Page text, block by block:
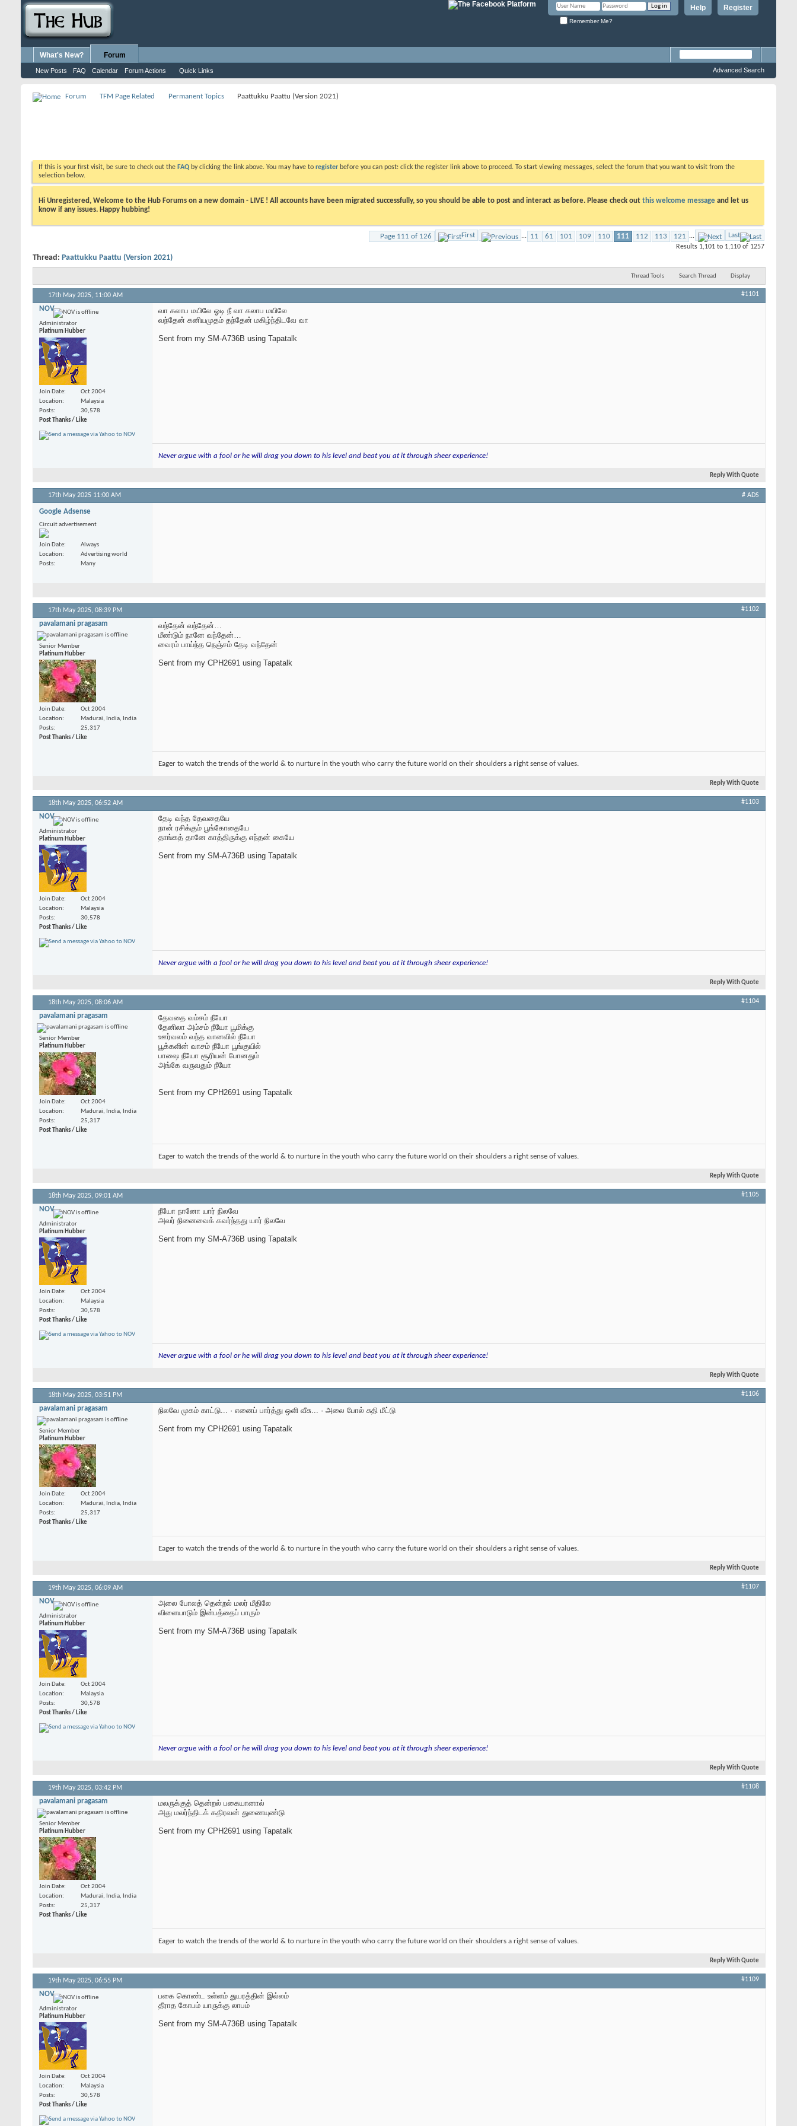
Register
Help
Remember Me?
What's New? Forum
New Posts FAQ Calendar Forum Actions Quick Links Advanced Search
Forum TFM Page Related Permanent Topics Paattukku Paattu (Version 2021)
If this is your first visit, be sure to check out the FAQ by clicking the link above. You may have to register before you can post: click the register link above to proceed. To start viewing messages, select the forum that you want to visit from the
selection below.
Hi Unregistered, Welcome to the Hub Forums on a new domain - LIVE ! All accounts have been migrated successfully, so you should be able to post and interact as before. Please check out this welcome message and let us
know if any issues. Happy hubbing!
Page 111 of 126 First ... 11 61 101 109 110 111 112 113 121 ... Last
Results 1,101 to 1,110 of 1257
Thread: Paattukku Paattu (Version 2021)
Thread Tools Search Thread Display
17th May 2025, 11:00 AM #1101
NOV
Administrator
Platinum Hubber
Join Date
Oct 2004
Location
Malaysia
Posts
30,578
Post Thanks / Like
வா கலாப மயிலே ஓடி நீ வா கலாப மயிலே
வந்தேன் கனியமுதம் தந்தேன் மகிழ்ந்திடவே வா
Sent from my SM-A736B using Tapatalk
Never argue with a fool or he will drag you down to his level and beat you at it through sheer experience!
Reply With Quote
17th May 2025 11:00 AM # ADS
Google Adsense
Circuit advertisement
Join Date
Always
Location
Advertising world
Posts
Many
17th May 2025, 08:39 PM #1102
pavalamani pragasam
Senior Member
Platinum Hubber
Join Date
Oct 2004
Location
Madurai, India, India
Posts
25,317
Post Thanks / Like
வந்தேன் வந்தேன்…
மீண்டும் நானே வந்தேன்…
வைரம் பாய்ந்த நெஞ்சம் தேடி வந்தேன்
Sent from my CPH2691 using Tapatalk
Eager to watch the trends of the world & to nurture in the youth who carry the future world on their shoulders a right sense of values.
Reply With Quote
18th May 2025, 06:52 AM #1103
NOV
Administrator
Platinum Hubber
Join Date
Oct 2004
Location
Malaysia
Posts
30,578
Post Thanks / Like
தேடி வந்த தேவதையே
நான் ரசிக்கும் பூங்கோதையே
தாங்கத் தானே காத்திருக்கு எந்தன் கையே
Sent from my SM-A736B using Tapatalk
Never argue with a fool or he will drag you down to his level and beat you at it through sheer experience!
Reply With Quote
18th May 2025, 08:06 AM #1104
pavalamani pragasam
Senior Member
Platinum Hubber
Join Date
Oct 2004
Location
Madurai, India, India
Posts
25,317
Post Thanks / Like
தேவதை வம்சம் நீயோ
தேனிலா அம்சம் நீயோ பூமிக்கு
ஊர்வலம் வந்த வானவில் நீயோ
பூக்களின் வாசம் நீயோ பூங்குயில்
பாஷை நீயோ சூரியன் போனதும்
அங்கே வருவதும் நீயோ
Sent from my CPH2691 using Tapatalk
Eager to watch the trends of the world & to nurture in the youth who carry the future world on their shoulders a right sense of values.
Reply With Quote
18th May 2025, 09:01 AM #1105
NOV
Administrator
Platinum Hubber
Join Date
Oct 2004
Location
Malaysia
Posts
30,578
Post Thanks / Like
நீயோ நானோ யார் நிலவே
அவர் நினைவைக் கவர்ந்தது யார் நிலவே
Sent from my SM-A736B using Tapatalk
Never argue with a fool or he will drag you down to his level and beat you at it through sheer experience!
Reply With Quote
18th May 2025, 03:51 PM #1106
pavalamani pragasam
Senior Member
Platinum Hubber
Join Date
Oct 2004
Location
Madurai, India, India
Posts
25,317
Post Thanks / Like
நிலவே முகம் காட்டு... · எனைப் பார்த்து ஒளி வீசு... · அலை போல் சுதி மீட்டு
Sent from my CPH2691 using Tapatalk
Eager to watch the trends of the world & to nurture in the youth who carry the future world on their shoulders a right sense of values.
Reply With Quote
19th May 2025, 06:09 AM #1107
NOV
Administrator
Platinum Hubber
Join Date
Oct 2004
Location
Malaysia
Posts
30,578
Post Thanks / Like
அலை போலத் தென்றல் மலர் மீதிலே
விளையாடும் இன்பத்தைப் பாரும்
Sent from my SM-A736B using Tapatalk
Never argue with a fool or he will drag you down to his level and beat you at it through sheer experience!
Reply With Quote
19th May 2025, 03:42 PM #1108
pavalamani pragasam
Senior Member
Platinum Hubber
Join Date
Oct 2004
Location
Madurai, India, India
Posts
25,317
Post Thanks / Like
மலருக்குத் தென்றல் பகையானால்
அது மலர்ந்திடக் கதிரவன் துணையுண்டு
Sent from my CPH2691 using Tapatalk
Eager to watch the trends of the world & to nurture in the youth who carry the future world on their shoulders a right sense of values.
Reply With Quote
19th May 2025, 06:55 PM #1109
NOV
Administrator
Platinum Hubber
Join Date
Oct 2004
Location
Malaysia
Posts
30,578
Post Thanks / Like
பகை கொண்ட உள்ளம் துயரத்தின் இல்லம்
தீராத கோபம் யாருக்கு லாபம்
Sent from my SM-A736B using Tapatalk